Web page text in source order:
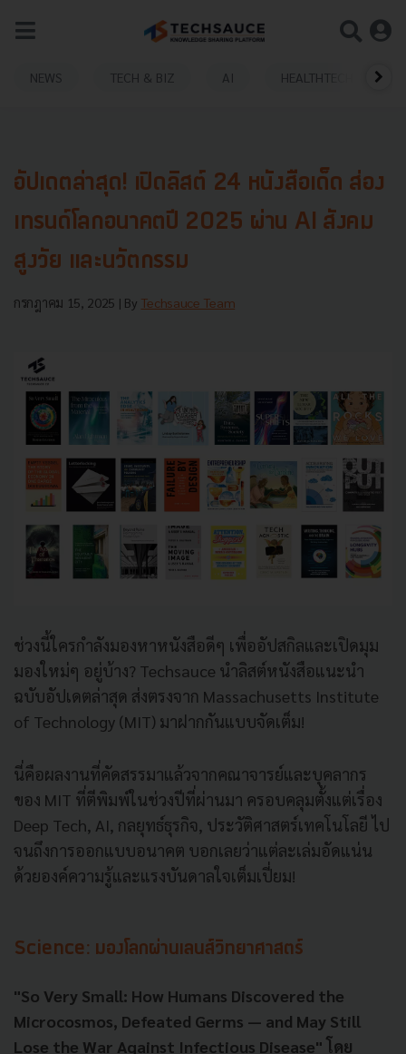
NEWS TECH & BIZ AI HEALTHTECH
อัปเดตล่าสุด! เปิดลิสต์ 24 หนังสือเด็ด ส่อง
เทรนด์โลกอนาคตปี 2025 ผ่าน AI สังคม
สูงวัย และนวัตกรรม
กรกฎาคม 15, 2025 | By Techsauce Team
ช่วงนี้ใครกำลังมองหาหนังสือดีๆ เพื่ออัปสกิลและเปิดมุม
มองใหม่ๆ อยู่บ้าง? Techsauce นำลิสต์หนังสือแนะนำ
ฉบับอัปเดตล่าสุด ส่งตรงจาก Massachusetts Institute
of Technology (MIT) มาฝากกันแบบจัดเต็ม!
นี่คือผลงานที่คัดสรรมาแล้วจากคณาจารย์และบุคลากร
ของ MIT ที่ตีพิมพ์ในช่วงปีที่ผ่านมา ครอบคลุมตั้งแต่เรื่อง
Deep Tech, AI, กลยุทธ์ธุรกิจ, ประวัติศาสตร์เทคโนโลยี ไป
จนถึงการออกแบบอนาคต บอกเลยว่าแต่ละเล่มอัดแน่น
ด้วยองค์ความรู้และแรงบันดาลใจเต็มเปี่ยม!
Science: มองโลกผ่านเลนส์วิทยาศาสตร์
"So Very Small: How Humans Discovered the
Microcosmos, Defeated Germs — and May Still
Lose the War Against Infectious Disease" โดย